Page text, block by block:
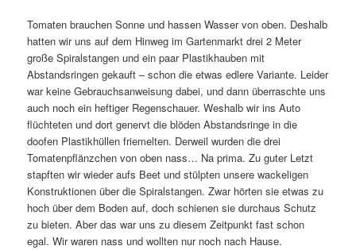
Tomaten brauchen Sonne und hassen Wasser von oben. Deshalb
hatten wir uns auf dem Hinweg im Gartenmarkt drei 2 Meter
große Spiralstangen und ein paar Plastikhauben mit
Abstandsringen gekauft – schon die etwas edlere Variante. Leider
war keine Gebrauchsanweisung dabei, und dann überraschte uns
auch noch ein heftiger Regenschauer. Weshalb wir ins Auto
flüchteten und dort genervt die blöden Abstandsringe in die
doofen Plastikhüllen friemelten. Derweil wurden die drei
Tomatenpflänzchen von oben nass… Na prima. Zu guter Letzt
stapften wir wieder aufs Beet und stülpten unsere wackeligen
Konstruktionen über die Spiralstangen. Zwar hörten sie etwas zu
hoch über dem Boden auf, doch schienen sie durchaus Schutz
zu bieten. Aber das war uns zu diesem Zeitpunkt fast schon
egal. Wir waren nass und wollten nur noch nach Hause.